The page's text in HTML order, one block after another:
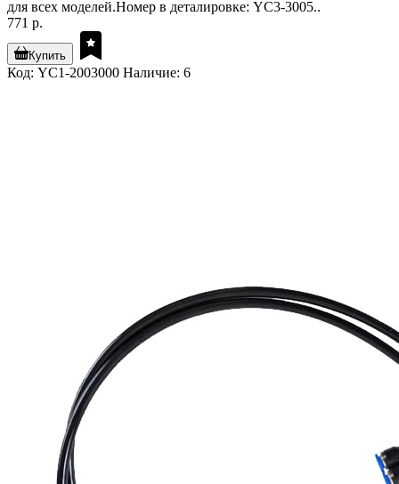
для всех моделей.Номер в деталировке: YC3-3005..
771 р.
Купить
Код: YC1-2003000 Наличие: 6